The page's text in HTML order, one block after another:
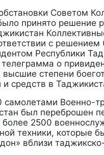
Советом
принято решение
с решением
Республики
о
степени
и средств в
Военно-
был переброшен
2500
техники, которые
вблизи